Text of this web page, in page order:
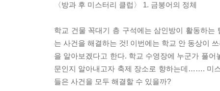
〈방과 후 미스터리 클럽〉 1. 금붕어의 정체
학교 건물 꼭대기 층 구석에는 삼인방이 활동하는
는 사건을 해결하는 것! 이번에는 학교 안 동상이
을 알아보겠다고 한다. 학교 수영장에 누군가 풀
문인지 알아내고자 축제 장소로 향하는데……. 미
들은 사건을 모두 해결할 수 있을까?